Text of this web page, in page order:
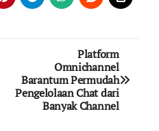
Platform
Omnichannel
Barantum Permudah
Pengelolaan Chat dari
Banyak Channel